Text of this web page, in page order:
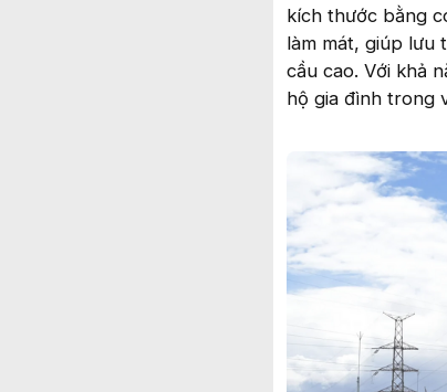
kích thước bằng
làm mát, giúp lưu
cầu cao. Với khả
hộ gia đình trong